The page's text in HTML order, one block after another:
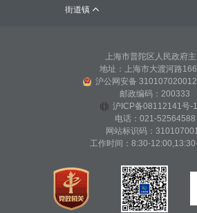
街道镇 
上海市普陀区人民政府
地址：上海市大渡河路
沪公网安备
邮政编码：200333
沪ICP备08112141号-1
电话：021-52564588
网站标识码：
工作时间：8:30-